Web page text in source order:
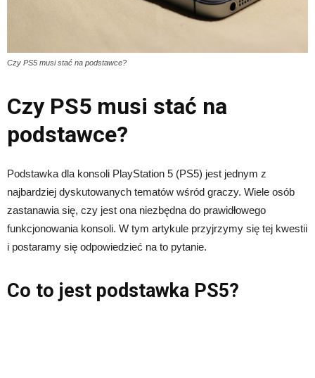
Czy PS5 musi stać na podstawce?
Czy PS5 musi stać na
podstawce?
Podstawka dla konsoli PlayStation 5 (PS5) jest jednym z
najbardziej dyskutowanych tematów wśród graczy. Wiele osób
zastanawia się, czy jest ona niezbędna do prawidłowego
funkcjonowania konsoli. W tym artykule przyjrzymy się tej kwestii
i postaramy się odpowiedzieć na to pytanie.
Co to jest podstawka PS5?